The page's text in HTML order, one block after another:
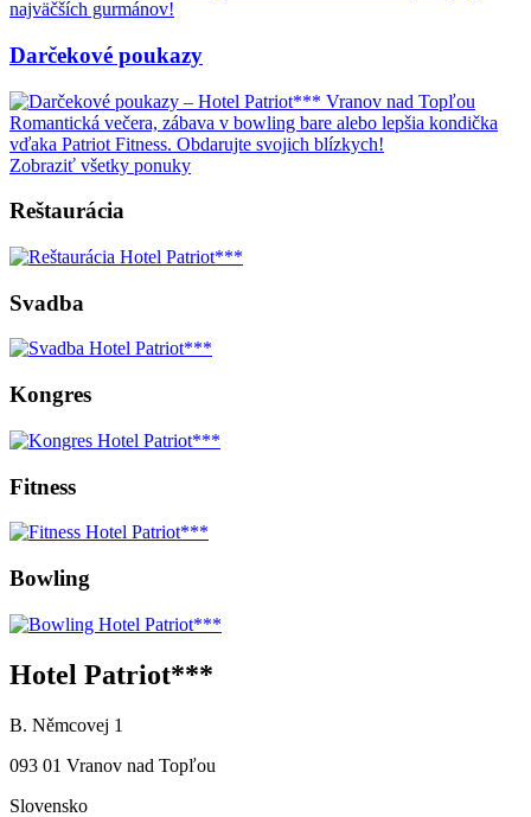
najväčších gurmánov!
Darčekové poukazy
Romantická večera, zábava v bowling bare alebo lepšia kondička
vďaka Patriot Fitness. Obdarujte svojich blízkych!
Zobraziť všetky ponuky
Reštaurácia
Svadba
Kongres
Fitness
Bowling
Hotel Patriot***
B. Němcovej 1
093 01 Vranov nad Topľou
Slovensko